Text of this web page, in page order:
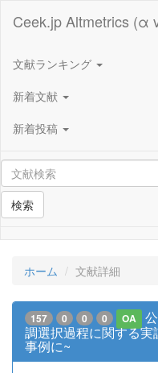
Ceek.jp Altmetrics (α
文献ランキング
新着文献
新着投稿
検索
ホーム 文献詳細
157 0 0 0 OA
調選択過程に関する
事例に~